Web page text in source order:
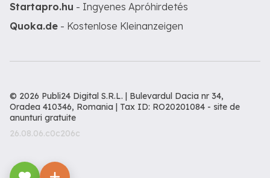
Startapro.hu - Ingyenes Apróhirdetés
Quoka.de - Kostenlose Kleinanzeigen
© 2026 Publi24 Digital S.R.L. | Bulevardul Dacia nr 34,
Oradea 410346, Romania | Tax ID: RO20201084 - site de
anunturi gratuite
26.08.06.c0c206c